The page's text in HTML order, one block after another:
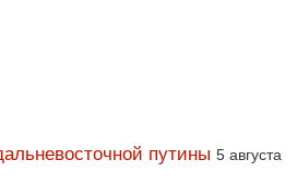
путины 5 августа